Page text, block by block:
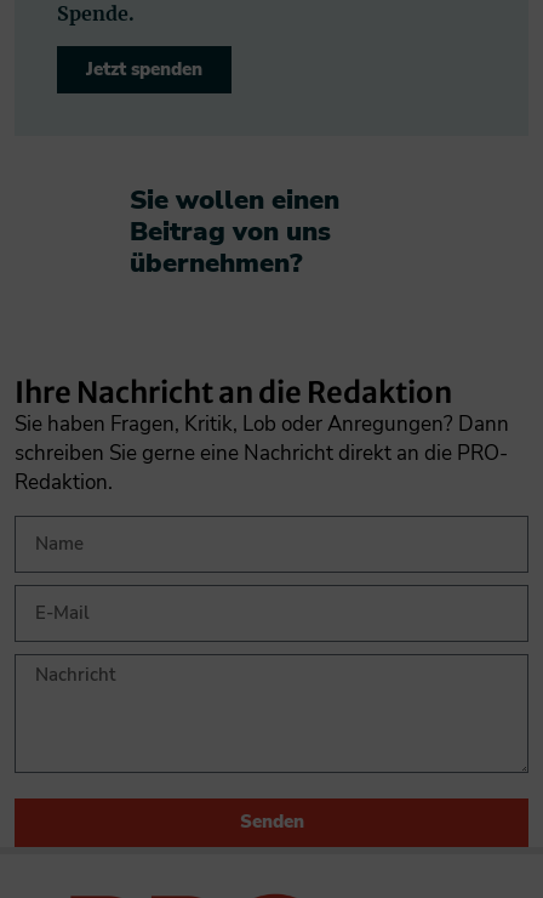
Spende.
Jetzt spenden
Sie wollen einen
Beitrag von uns
übernehmen?​
Ihre Nachricht an die Redaktion
Sie haben Fragen, Kritik, Lob oder Anregungen? Dann
schreiben Sie gerne eine Nachricht direkt an die PRO-
Redaktion.
Senden